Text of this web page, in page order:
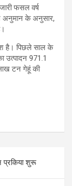
फसल वर्ष
अनुमान के अनुसार,
है। पिछले साल के
उत्पादन 971.1
टन गेहूं की
प्रकिया शुरू